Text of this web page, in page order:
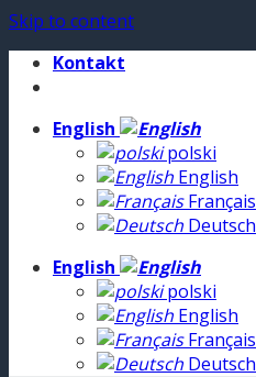
Skip to content
Kontakt
English
polski
English
Français
Deutsch
English
polski
English
Français
Deutsch